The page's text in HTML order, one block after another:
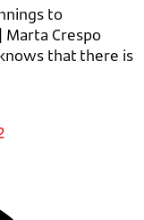
to
Crespo
that there is